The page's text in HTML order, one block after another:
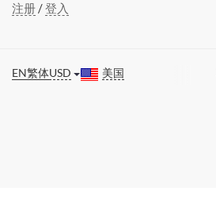
注册/登入
EN繁体USD 美国